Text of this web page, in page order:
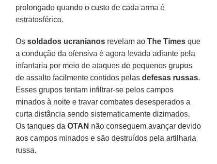
prolongado quando o custo de cada arma é
estratosférico.
Ossoldados ucranianos revelam aoThe Times que
a condução da ofensiva é agora levada adiante pela
infantaria por meio de ataques de pequenos grupos
de assalto facilmente contidos pelasdefesas russas.
Esses grupos tentam infiltrar-se pelos campos
minados à noite e travar combates desesperados a
curta distância sendo sistematicamente dizimados.
Os tanques daOTAN não conseguem avançar devido
aos campos minados e são destruídos pela artilharia
russa.